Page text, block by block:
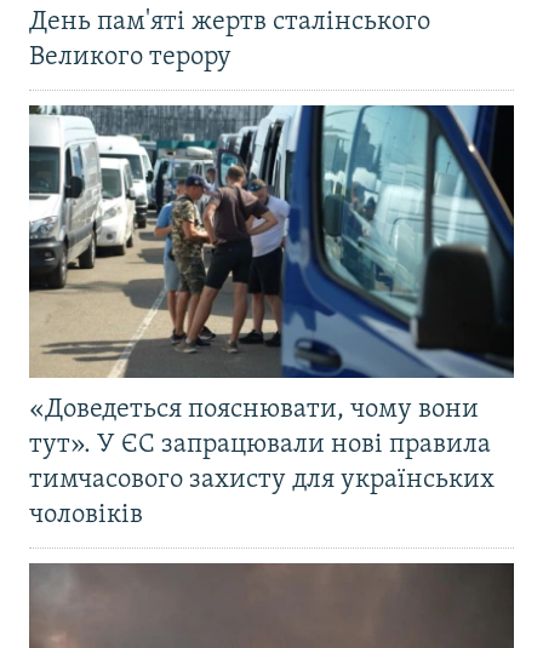
День пам'яті жертв сталінського
Великого терору
«Доведеться пояснювати, чому вони
тут». У ЄС запрацювали нові правила
тимчасового захисту для українських
чоловіків